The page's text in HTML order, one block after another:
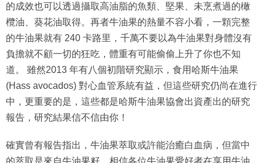
欖油、葵花油取得。再者牛油果的熱量不容小看，一顆完整
的牛油果就有 240 卡路里，千萬不要以為牛油果對身體沒有
負擔就不顧一切的狂吃，體重有可能偷偷上升了你也不知
道。 雖然2013 年有八個初階研究顯示，食用哈斯牛油果
(Hass avocados) 對心血管系統有益，但這些研究仍尚在進行
中，更重要的是，這些都是哈斯牛油果協會出資產出的研究
報告，研究結果信不信由你！
的萃取是來自牛油果籽，相信各位牛油果愛好者在享用牛油